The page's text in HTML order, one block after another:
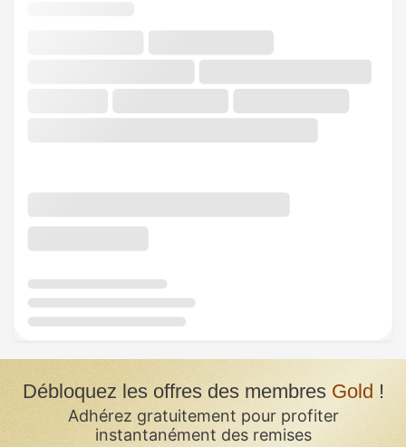
Débloquez les offres des membres Gold !
Adhérez gratuitement pour profiter
instantanément des remises